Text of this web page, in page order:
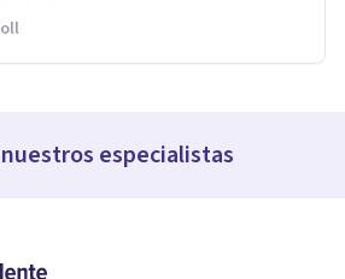
especialistas